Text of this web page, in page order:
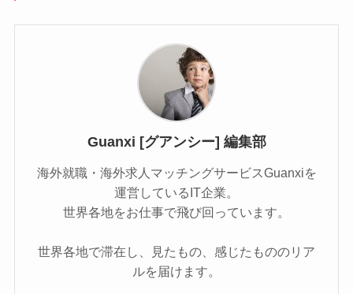
Guanxi [グアンシー] 編集部
海外就職・海外求人マッチングサービスGuanxiを
運営しているIT企業。
世界各地をお仕事で飛び回っています。
世界各地で滞在し、見たもの、感じたもののリア
ルを届けます。